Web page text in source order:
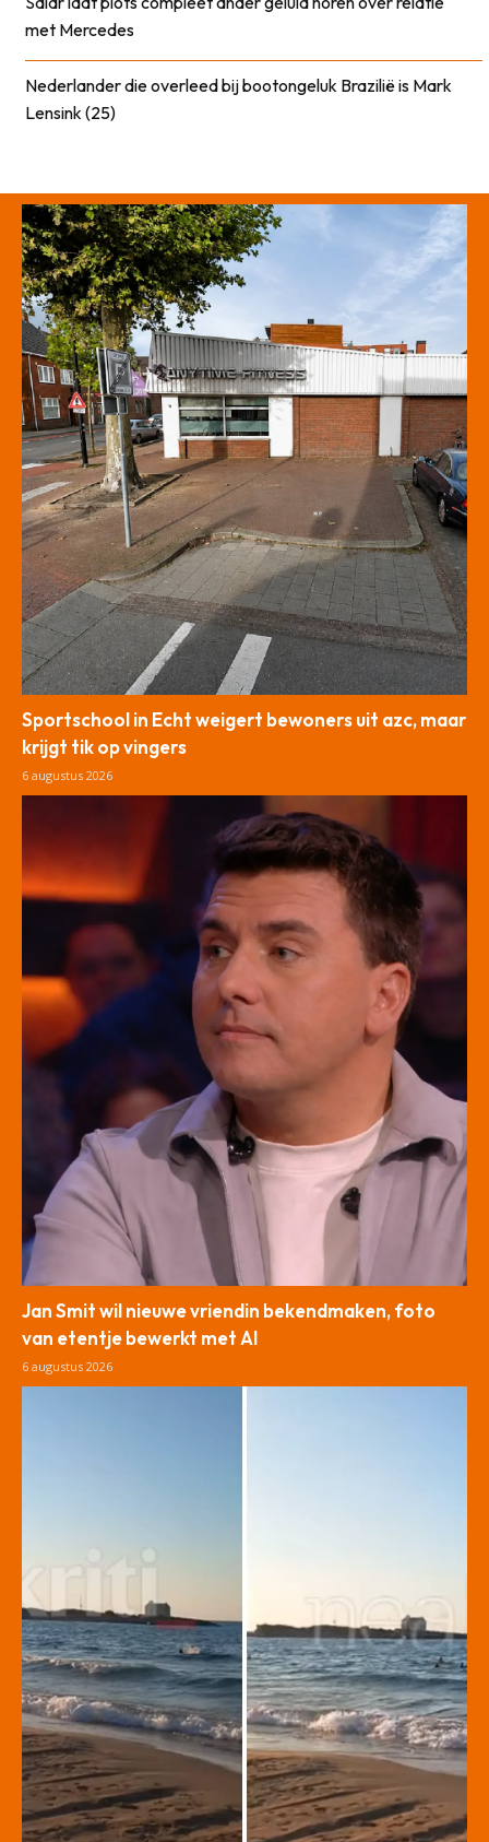
met Mercedes
Nederlander die overleed bij bootongeluk Brazilië is Mark
Lensink (25)
Sportschool in Echt weigert bewoners uit azc, maar
krijgt tik op vingers
6 augustus 2026
Jan Smit wil nieuwe vriendin bekendmaken, foto
van etentje bewerkt met AI
6 augustus 2026